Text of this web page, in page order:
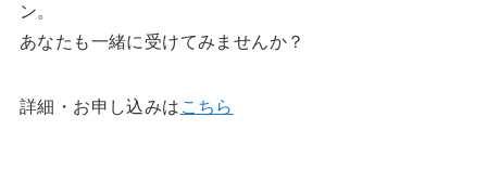
ン。
あなたも一緒に受けてみませんか？
詳細・お申し込みはこちら